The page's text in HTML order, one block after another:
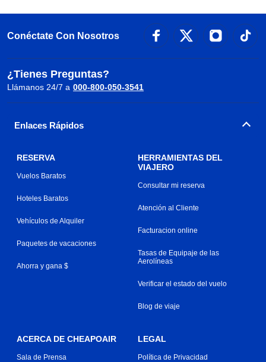
Conéctate Con Nosotros
¿Tienes Preguntas?
Llámanos 24/7 a 000-800-050-3541
Enlaces Rápidos
RESERVA
Vuelos Baratos
Hoteles Baratos
Vehículos de Alquiler
Paquetes de vacaciones
Ahorra y gana $
HERRAMIENTAS DEL
VIAJERO
Consultar mi reserva
Atención al Cliente
Facturacion online
Tasas de Equipaje de las
Aerolíneas
Verificar el estado del vuelo
Blog de viaje
ACERCA DE CHEAPOAIR
Sala de Prensa
LEGAL
Política de Privacidad